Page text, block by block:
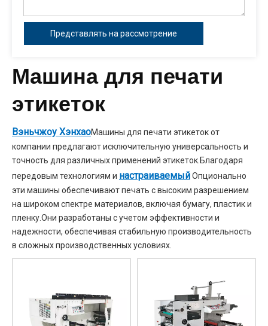
Представлять на рассмотрение
Машина для печати
этикеток
Вэньчжоу ХэнхаоМашины для печати этикеток от
компании предлагают исключительную универсальность и
точность для различных применений этикеток.Благодаря
передовым технологиям и настраиваемыйОпционально
эти машины обеспечивают печать с высоким разрешением
на широком спектре материалов, включая бумагу, пластик и
пленку.Они разработаны с учетом эффективности и
надежности, обеспечивая стабильную производительность
в сложных производственных условиях.